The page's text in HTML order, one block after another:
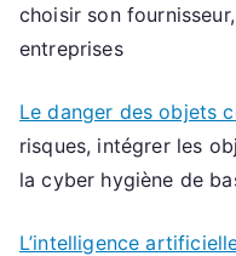
choisir son
entreprises
Le danger des objets
risques, intégrer les
la cyber hygiène de
L’intelligence